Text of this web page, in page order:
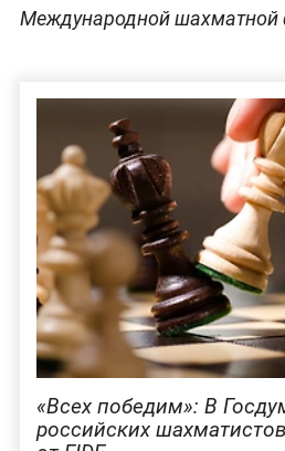
Международной шахматной
«Всех победим»: В
российских